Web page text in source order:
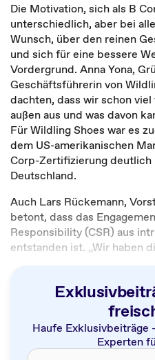
Die Motivation, sich als B
unterschiedlich, aber bei
Wunsch, über den reinen
und sich für eine bessere
Vordergrund. Anna Yona,
Geschäftsführerin von
dachten, dass wir schon
außen aus und was davon
Für Wildling Shoes war es
dem US-amerikanischen
Corp-Zertifizierung deutlich
Deutschland.
Auch Lars Rückemann,
betont, dass das
Responsibility (CSR) aus
entstanden ist. „Wir haben
Haufe Exklusivbeiträge
Experten